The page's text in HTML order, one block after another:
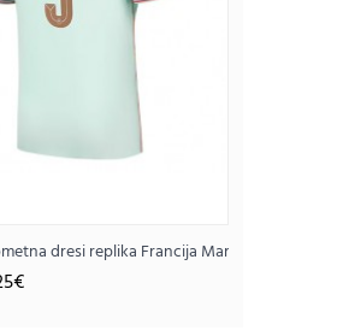
SP 2026 Kratek rokav
dresi replika Francija Marcus Thuram